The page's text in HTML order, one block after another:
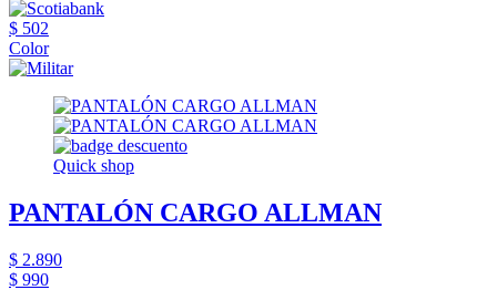
$ 502
Color
Quick shop
PANTALÓN CARGO ALLMAN
$ 2.890
$ 990